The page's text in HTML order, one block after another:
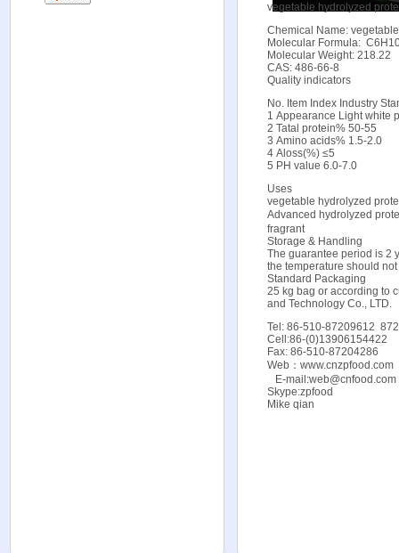
vegetable hydrolyzed
Chemical Name:
Molecular Formula:
Molecular Weight: 218.22
CAS: 486-66-8
Quality indicators
No. Item Index Industry
1 Appearance Light white
2 Tatal protein% 50-55
3 Amino acids% 1.5-2.0
4 Aloss(%) ≤5
5 PH value 6.0-7.0
Uses
vegetable hydrolyzed
Advanced hydrolyzed
fragrant
Storage & Handling
The guarantee period is 2
the temperature should
Standard Packaging
25 kg bag or according to
and Technology Co., LTD.
Tel: 86-510-87209612
Cell:86-(0)13906154422
Fax: 86-510-87204286
Web： www.cnzpfood.com
E-mail:web@cnfood.com
Skype:zpfood
Mike qian